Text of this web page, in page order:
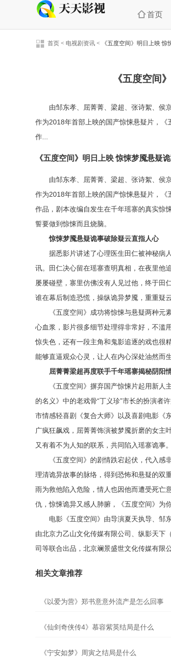
首页
首页 < 电视剧资讯 < 《五度空间》明日上映
《五度空间
由邹东孝、屈菁菁、梁超、张诗絮、侯
作为2018年首部上映的国产惊悚悬疑片，
作...
《五度空间》明日上映 惊悚梦魇悬疑
由邹东孝、屈菁菁、梁超、张诗絮、侯
作为2018年首部上映的国产惊悚悬疑片，
作品，剧本改编自发生在千年瑶寨的真实惊
誓要做到惊悚而且烧脑。
惊悚梦魇悬疑诡事破除疑云直指人心
据悉影片讲述了心理医生田仁被神秘病
讯。田仁决心留在瑶寨查明真相，在夜里他
屡屡碰壁，寨里仿佛没有人见过他，终于田
谁在幕后制造恐慌，操纵诡异梦魇，重重疑
《五度空间》成功将惊悚与悬疑两种
心血浆，影片很多细节处理得非常好，不滥
惊失色，还有一段主角和鬼影追逐的戏也很
能够直逼观众心灵，让人在内心深处油然而
屈菁菁梁超再度联手千年瑶寨揭秘阴阳
《五度空间》摒弃国产惊悚片起用新
的名义》中的老戏骨“丁义珍”市长的扮演者
市情感轻喜剧《复合大师》以及喜剧电影《
广疯狂飙戏，屈菁菁饰演被梦魇折磨的女主
又有着不为人知的联系，共同陷入瑶寨诡事。
《五度空间》的剧情跌宕起伏，代入
理清诡异故事的脉络，得到恐怖和悬疑的双
雨为救他陷入危险，情人也因他而遭受死亡
仇，惊悚诡异又感人肺腑，《五度空间》为
电影《五度空间》由导演夏天执导、邹
由北京力乙山文化传媒有限公司、纵影天下
司等联合出品，北京斓景盛世文化传媒有限
相关文章推荐
《以爱为营》郑书意意外流产是怎么回事
《仙剑奇侠传4》慕容紫英结局是什么
《宁安如梦》周寅之结局是什么